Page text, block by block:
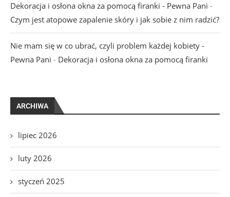
Dekoracja i osłona okna za pomocą firanki - Pewna Pani -
Czym jest atopowe zapalenie skóry i jak sobie z nim radzić?
Nie mam się w co ubrać, czyli problem każdej kobiety -
Pewna Pani - Dekoracja i osłona okna za pomocą firanki
ARCHIWA
lipiec 2026
luty 2026
styczeń 2025